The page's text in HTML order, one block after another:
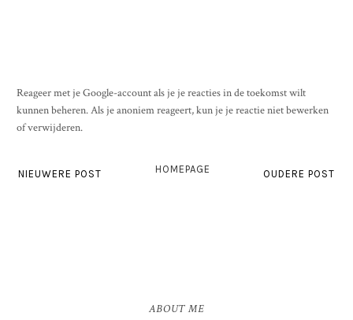
Reageer met je Google-account als je je reacties in de toekomst wilt
kunnen beheren. Als je anoniem reageert, kun je je reactie niet bewerken
of verwijderen.
NIEUWERE POST OUDERE POST
HOMEPAGE
ABOUT ME